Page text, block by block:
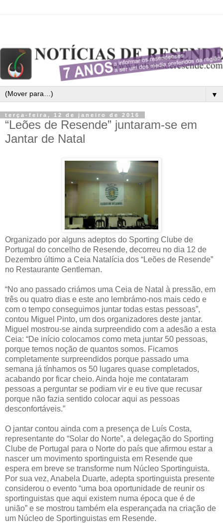
▼
terça-feira, 12 de janeiro de 2016
“Leões de Resende” juntaram-se em
Jantar de Natal
Organizado por alguns adeptos do Sporting Clube de
Portugal do concelho de Resende, decorreu no dia 12 de
Dezembro último a Ceia Natalícia dos “Leões de Resende”
no Restaurante Gentleman.
“No ano passado criámos uma Ceia de Natal à pressão, em
três ou quatro dias e este ano lembrámo-nos mais cedo e
com o tempo conseguimos juntar todas estas pessoas”,
contou Miguel Pinto, um dos organizadores deste jantar.
Miguel mostrou-se ainda surpreendido com a adesão a esta
Ceia: “De início colocamos como meta juntar 50 pessoas,
porque temos noção de quantos somos. Ficamos
completamente surpreendidos porque passado uma
semana já tínhamos os 50 lugares quase completados,
acabando por ficar cheio. Ainda hoje me contataram
pessoas a perguntar se podiam vir e eu tive que recusar
porque não fazia sentido colocar aqui as pessoas
desconfortáveis.”
O jantar contou ainda com a presença de Luís Costa,
representante do “Solar do Norte”, a delegação do Sporting
Clube de Portugal para o Norte do país que afirmou estar a
nascer um movimento sportinguista em Resende que
espera em breve se transforme num Núcleo Sportinguista.
Por sua vez, Anabela Duarte, adepta sportinguista presente
considerou o evento “uma boa oportunidade de reunir os
sportinguistas que aqui existem numa época que é de
união” e se mostrou também ela esperançada na criação de
um Núcleo de Sportinguistas em Resende.